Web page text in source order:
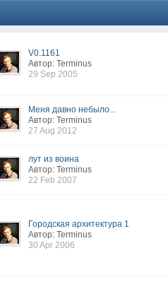
V0.1161
Автор: Terminus
29 Sep 2005
Меня давно небыло...
Автор: Terminus
27 Aug 2012
лут из воина
Автор: Terminus
22 Feb 2007
Городская архитектура 1
Автор: Terminus
30 Apr 2006